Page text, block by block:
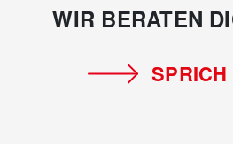
WIR BERATEN